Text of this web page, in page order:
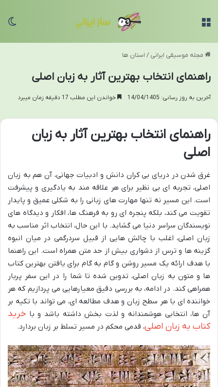
مجله موسیقی ایرانی / استان ها
راهنمای انتخاب بهترین آثار به زبان اصلی
آخرین به روز رسانی: 14/04/1405 خواندن این مطلب 17 دقیقه زمان میبرد
راهنمای انتخاب بهترین آثار به زبان
اصلی
غرق شدن در دریای بی کران دانش و ادبیات جهانی، آن هم به زبان
اصلی، تجربه ای بی نظیر برای هر علاقه مند به یادگیری و پیشرفت
است. این مسیر نه تنها مهارت های زبانی را به شکلی عمیق و پایدار
تقویت می کند، بلکه پنجره ای رو به فرهنگ ها، افکار و دیدگاه های
نویسندگان سراسر دنیا می گشاید. با این حال، انتخاب اثر مناسب به
زبان اصلی، اغلب با چالش هایی از قبیل سردرگمی در میان انبوه
گزینه ها و ترس از دشواری بیش از حد متن همراه است. این راهنما
با هدف ارائه یک مسیر روشن و گام به گام برای یافتن بهترین کتاب
ها و متون به زبان اصلی، تدوین شده تا شما را در این سفر پربار
همراهی کند. در ادامه، به بررسی دقیق معیارهایی می پردازیم که هر
خواننده ای با هر سطح زبان و هدف مطالعه ای، می تواند با تکیه بر
آن ها، انتخابی هوشمندانه و لذت بخش داشته باشد و با خرید
کتاب به زبان اصلی، قدمی محکم در مسیر تسلط بر زبان بردارد.